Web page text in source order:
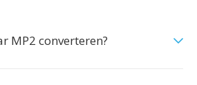
MP2 converteren?